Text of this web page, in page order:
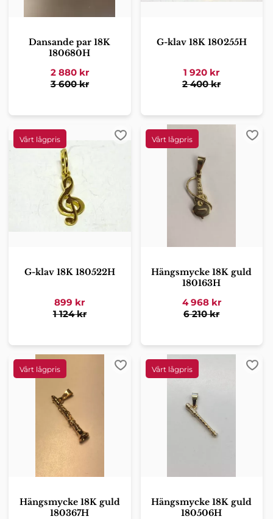
Dansande par 18K
180680H
2 880kr
3 600kr
G-klav 18K 180255H
1 920 kr
2 400kr
G-klav 18K 180522H
899 kr
1 124kr
Lägg till i favoriter
Hängsmycke 18K guld
180163H
4 968kr
6 210kr
Hängsmycke 18K guld
180367H
Lägg till i favoriter
Hängsmycke 18K guld
180506H